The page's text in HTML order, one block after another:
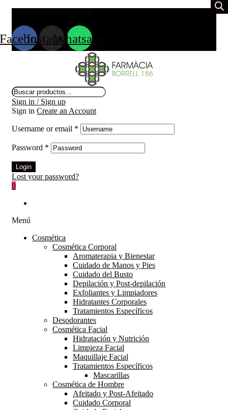
Instagram
Whatsapp
Búsqueda
de
productos
Sign in / Sign up
Sign in Create an Account
Username or email *
Password *
Login
Lost your password?
0
Menú
Cosmética
Cosmética Corporal
Aromaterapia y Bienestar
Cuidado de Manos y Pies
Cuidado del Busto
Depilación y Post-depilación
Exfoliantes y Limpiadores
Hidratantes Corporales
Tratamientos Específicos
Desodorantes
Cosmética Facial
Hidratación y Nutrición
Limpieza Facial
Maquillaje Facial
Tratamientos Específicos
Mascarillas
Cosmética de Hombre
Afeitado y Post-Afeitado
Cuidado Corporal